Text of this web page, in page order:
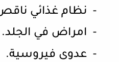
- نظام غذائي
- امراض في الجلد.
- عدوى فيروسية.